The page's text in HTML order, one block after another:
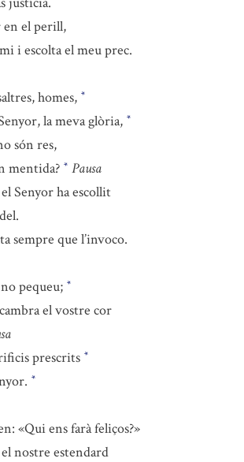
en el perill,
i escolta el meu prec.
homes, *
la meva glòria, *
són res,
mentida? * Pausa
Senyor ha escollit
sempre que l’invoco.
pequeu; *
el vostre cor
prescrits *
*
«Qui ens farà feliços?»
nostre estendard